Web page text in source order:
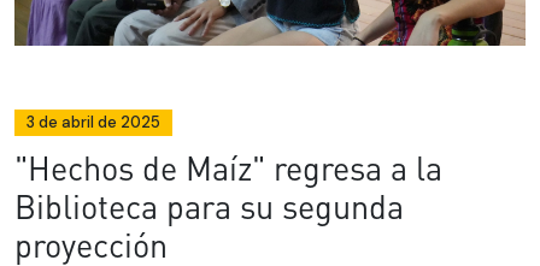
3 de abril de 2025
"Hechos de Maíz" regresa a la
Biblioteca para su segunda
proyección